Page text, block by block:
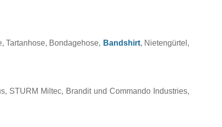
Tartanhose, Bondagehose, Bandshirt, Nietengürtel,
STURM Miltec, Brandit und Commando Industries,